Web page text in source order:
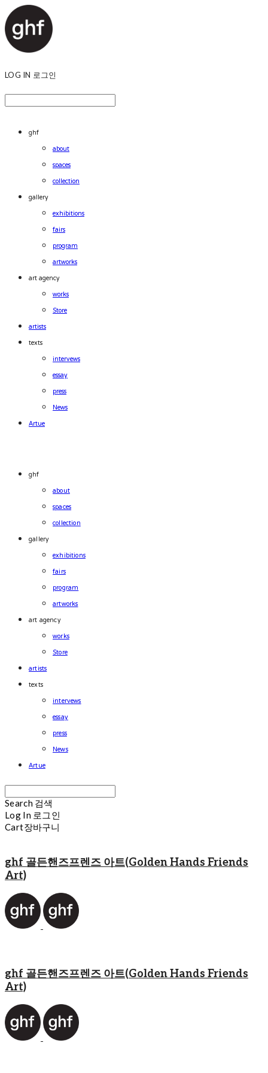
LOG IN 로그인
ghf
about
spaces
collection
gallery
exhibitions
fairs
program
artworks
art agency
works
Store
artists
texts
intervews
essay
press
News
Artue
ghf
about
spaces
collection
gallery
exhibitions
fairs
program
artworks
art agency
works
Store
artists
texts
intervews
essay
press
News
Artue
Search 검색
Log In 로그인
Cart장바구니
ghf 골든핸즈프렌즈 아트(Golden Hands Friends
Art)
ghf 골든핸즈프렌즈 아트(Golden Hands Friends
Art)